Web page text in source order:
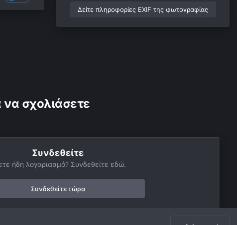
Δείτε πληροφορίες EXIF της φωτογραφίας
να σχολιάσετε
Συνδεθείτε
ήδη λογαριασμό? Συνδεθείτε εδώ.
Συνδεθείτε τώρα